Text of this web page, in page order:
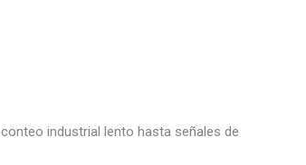
industrial lento hasta señales de